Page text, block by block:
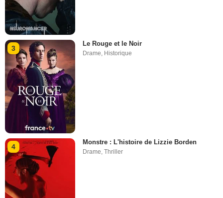
3
Le Rouge et le Noir
Drame Historique
4
Monstre : L'histoire de Lizzie Borden
Drame,Thriller